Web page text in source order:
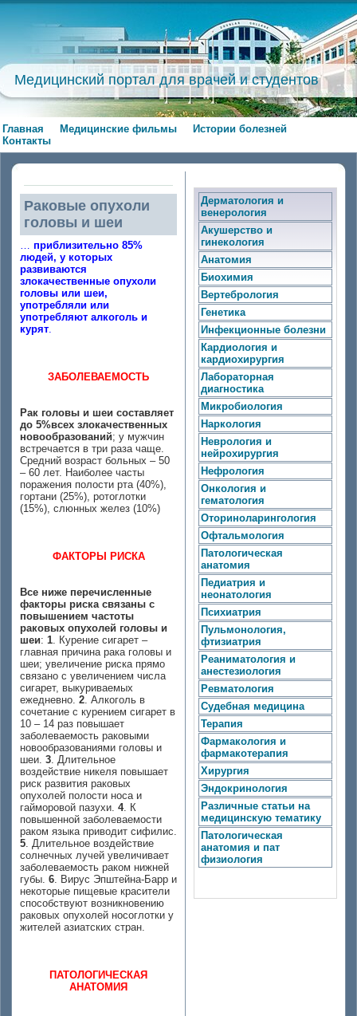
Медицинский портал для врачей и студентов
Главная Медицинские фильмы
Истории болезней
Контакты
Раковые опухоли
головы и шеи
… приблизительно 85%
людей, у которых
развиваются
злокачественные опухоли
головы или шеи,
употребляли или
употребляют алкоголь и
курят.
ЗАБОЛЕВАЕМОСТЬ
Рак головы и шеи составляет
до 5%всех злокачественных
новообразований; у мужчин
встречается в три раза чаще.
Средний возраст больных – 50
– 60 лет. Наиболее часты
поражения полости рта (40%),
гортани (25%), ротоглотки
(15%), слюнных желез (10%)
ФАКТОРЫ РИСКА
Все ниже перечисленные
факторы риска связаны с
повышением частоты
раковых опухолей головы и
шеи: 1. Курение сигарет –
главная причина рака головы и
шеи; увеличение риска прямо
связано с увеличением числа
сигарет, выкуриваемых
ежедневно. 2. Алкоголь в
сочетание с курением сигарет в
10 – 14 раз повышает
заболеваемость раковыми
новообразованиями головы и
шеи. 3. Длительное
воздействие никеля повышает
риск развития раковых
опухолей полости носа и
гайморовой пазухи. 4. К
повышенной заболеваемости
раком языка приводит сифилис.
5. Длительное воздействие
солнечных лучей увеличивает
заболеваемость раком нижней
губы. 6. Вирус Эпштейна-Барр и
некоторые пищевые красители
способствуют возникновению
раковых опухолей носоглотки у
жителей азиатских стран.
ПАТОЛОГИЧЕСКАЯ
АНАТОМИЯ
Дерматология и
венерология
Акушерство и
гинекология
Анатомия
Биохимия
Вертебрология
Генетика
Инфекционные болезни
Кардиология и
кардиохирургия
Лабораторная
диагностика
Микробиология
Наркология
Неврология и
нейрохирургия
Нефрология
Онкология и
гематология
Оториноларингология
Офтальмология
Патологическая
анатомия
Педиатрия и
неонатология
Психиатрия
Пульмонология,
фтизиатрия
Реаниматология и
анестезиология
Ревматология
Судебная медицина
Терапия
Фармакология и
фармакотерапия
Хирургия
Эндокринология
Различные статьи на
медицинскую тематику
Патологическая
анатомия и пат
физиология